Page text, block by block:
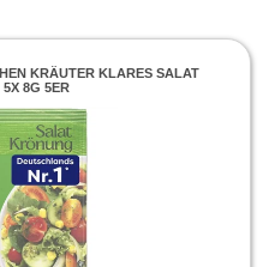
KRÄUTER KLARES SALAT
8G 5ER